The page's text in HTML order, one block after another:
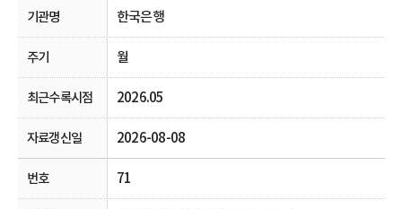
한국은행
월
2026.05
2026-08-08
71